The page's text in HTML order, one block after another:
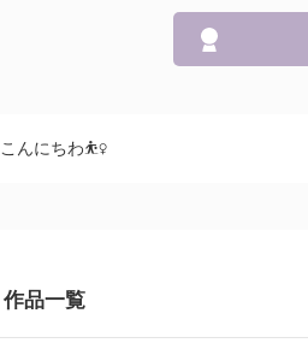
こんにちわ⛹‍♀
作品一覧